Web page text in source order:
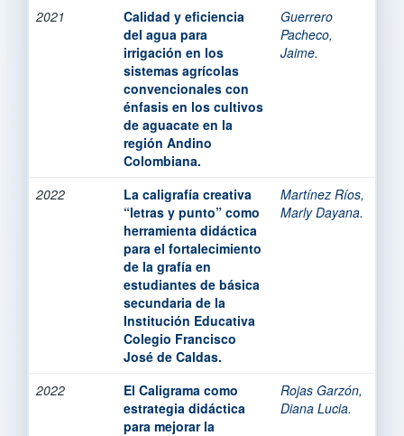
2021
Calidad y eficiencia
del agua para
irrigación en los
sistemas agrícolas
convencionales con
énfasis en los cultivos
de aguacate en la
región Andino
Colombiana.
Guerrero
Pacheco,
Jaime.
2022
La caligrafía creativa
“letras y punto” como
herramienta didáctica
para el fortalecimiento
de la grafía en
estudiantes de básica
secundaria de la
Institución Educativa
Colegio Francisco
José de Caldas.
Martínez Ríos,
Marly Dayana.
2022
El Caligrama como
estrategia didáctica
para mejorar la
Rojas Garzón,
Diana Lucia.